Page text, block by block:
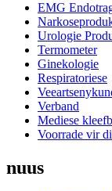
EMG
Urologie
Termometer
Ginekologie
Respiratoriese
Verband
Mediese
Voorrade vir
nuus